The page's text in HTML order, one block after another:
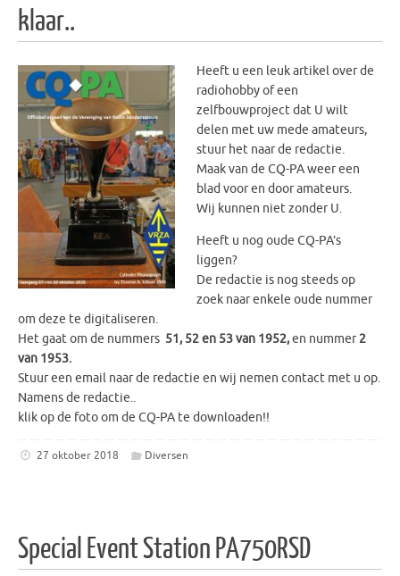
klaar..
Heeft u een leuk artikel over de
radiohobby of een
zelfbouwproject dat U wilt
delen met uw mede amateurs,
stuur het naar de redactie.
Maak van de CQ-PA weer een
blad voor en door amateurs.
Wij kunnen niet zonder U.
Heeft u nog oude CQ-PA’s
liggen?
De redactie is nog steeds op
zoek naar enkele oude nummer
om deze te digitaliseren.
Het gaat om de nummers 51, 52 en 53 van 1952,en nummer2
van 1953.
Stuur een email naar de redactie en wij nemen contact met u op.
Namens de redactie..
klik op de foto om de CQ-PA te downloaden!!
27 oktober 2018 Diversen
Special Event Station PA750RSD